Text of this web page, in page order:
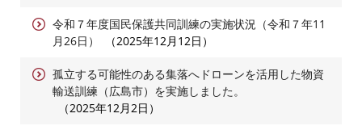
令和７年度国民保護共同訓練の実施状況（令和７年11
月26日）
2025年12月12日
孤立する可能性のある集落へドローンを活用した物資
輸送訓練（広島市）を実施しました。
2025年12月2日